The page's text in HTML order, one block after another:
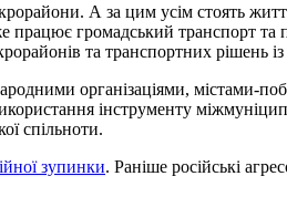
А за цим усім стоять
громадський транспорт та
та транспортних рішень
організаціями, містами-
інструменту
спільноти.
зупинки. Раніше російські